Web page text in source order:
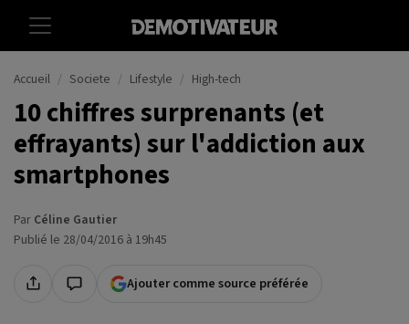
Accueil Societe Lifestyle High-tech
10 chiffres surprenants (et
effrayants) sur l'addiction aux
smartphones
Par Céline Gautier
Publié le 28/04/2016 à 19h45
Ajouter comme source préférée